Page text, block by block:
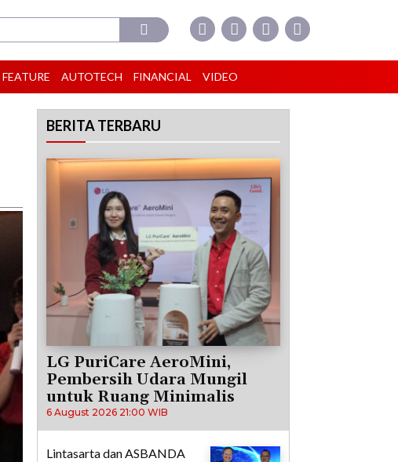
FEATURE AUTOTECH FINANCIAL VIDEO
BERITA TERBARU
LG PuriCare AeroMini,
Pembersih Udara Mungil
untuk Ruang Minimalis
6 August 2026 21:00 WIB
Lintasarta dan ASBANDA